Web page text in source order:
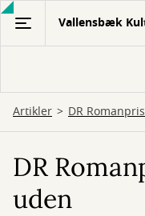
Gå
hovedindhold
Vallensbæk
Artikler DR
DR
uden